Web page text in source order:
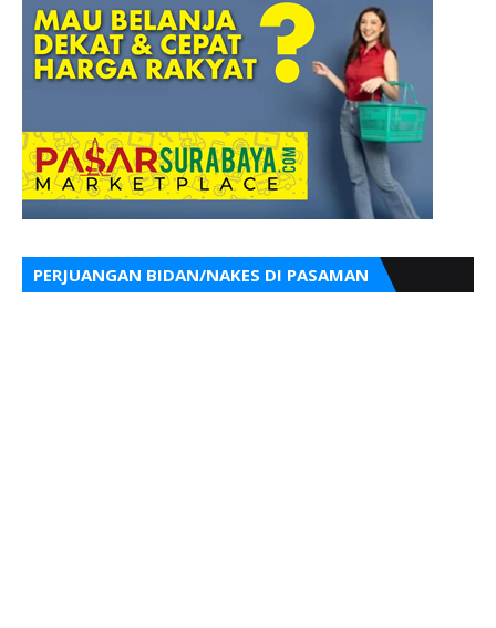
PERJUANGAN BIDAN/NAKES DI PASAMAN